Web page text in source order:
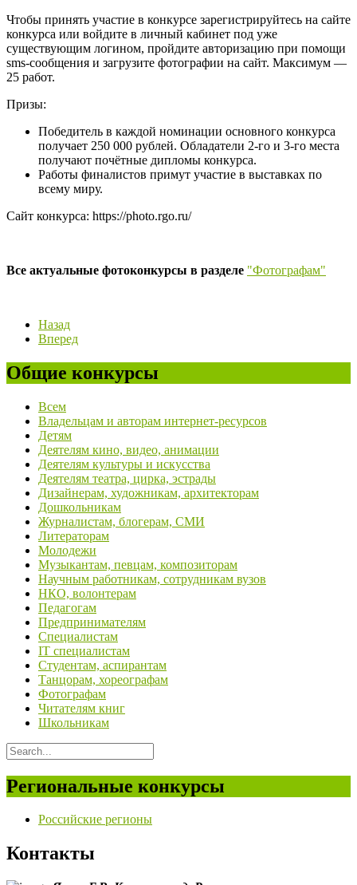
Чтобы принять участие в конкурсе зарегистрируйтесь на сайте
конкурса или войдите в личный кабинет под уже
существующим логином, пройдите авторизацию при помощи
sms-сообщения и загрузите фотографии на сайт. Максимум —
25 работ.
Призы:
Победитель в каждой номинации основного конкурса
получает 250 000 рублей. Обладатели 2-го и 3-го места
получают почётные дипломы конкурса.
Работы финалистов примут участие в выставках по
всему миру.
Сайт конкурса: https://photo.rgo.ru/
Все актуальные фотоконкурсы в разделе "Фотографам"
Назад
Вперед
Общие конкурсы
Всем
Владельцам и авторам интернет-ресурсов
Детям
Деятелям кино, видео, анимации
Деятелям культуры и искусства
Деятелям театра, цирка, эстрады
Дизайнерам, художникам, архитекторам
Дошкольникам
Журналистам, блогерам, СМИ
Литераторам
Молодежи
Музыкантам, певцам, композиторам
Научным работникам, сотрудникам вузов
НКО, волонтерам
Педагогам
Предпринимателям
Специалистам
IT специалистам
Студентам, аспирантам
Танцорам, хореографам
Фотографам
Читателям книг
Школьникам
Региональные конкурсы
Российские регионы
Контакты